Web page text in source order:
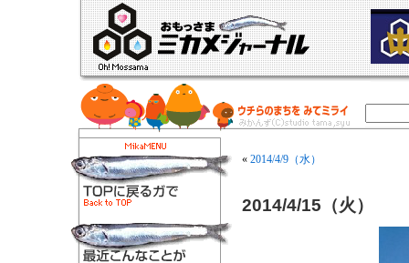
« 2014/4/9（水）
2014/4/15（火）